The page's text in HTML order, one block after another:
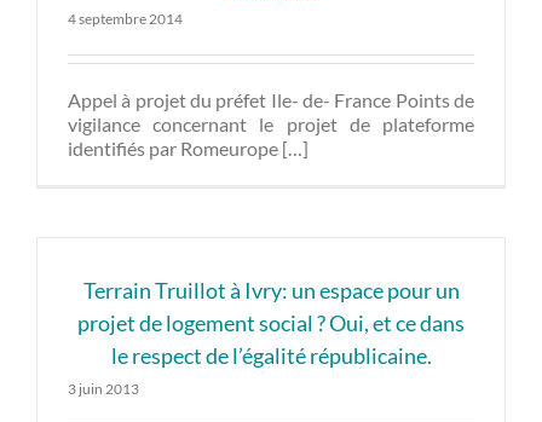
4 septembre 2014
Appel à projet du préfet Ile- de- France Points de
vigilance concernant le projet de plateforme
identifiés par Romeurope […]
Terrain Truillot à Ivry: un espace pour un
projet de logement social ? Oui, et ce dans
le respect de l’égalité républicaine.
3 juin 2013